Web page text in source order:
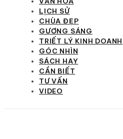
LỊCH SỬ
CHÙA ĐẸP
GƯƠNG SÁNG
TRIẾT LÝ KINH DOANH
GÓC NHÌN
SÁCH HAY
CẦN BIẾT
TƯ VẤN
VIDEO